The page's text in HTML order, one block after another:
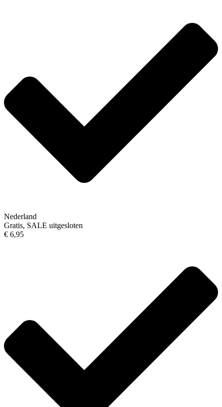
Nederland
Gratis, SALE uitgesloten
€ 6,95